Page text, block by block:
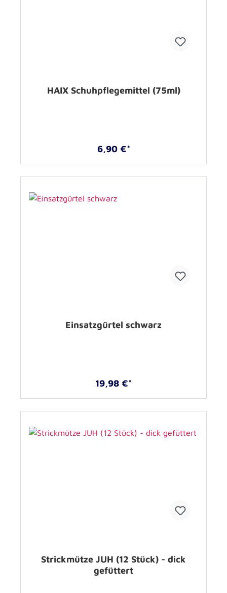
HAIX Schuhpflegemittel (75ml)
6,90 €*
Einsatzgürtel schwarz
19,98 €*
Strickmütze JUH (12 Stück) - dick
gefüttert